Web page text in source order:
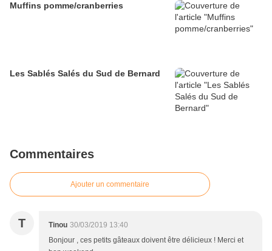
Muffins pomme/cranberries
Les Sablés Salés du Sud de Bernard
Commentaires
Ajouter un commentaire
T Tinou 30/03/2019 13:40
Bonjour , ces petits gâteaux doivent être délicieux ! Merci et